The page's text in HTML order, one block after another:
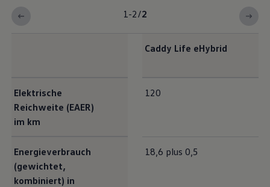
1-2/2
Caddy Life eHybrid
Elektrische
Reichweite (EAER)
im km
120
Energieverbrauch
(gewichtet,
kombiniert) in
18,6 plus 0,5